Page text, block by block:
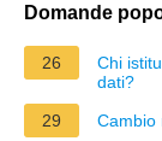
Domande
26
Chi
dati?
29
Cambio